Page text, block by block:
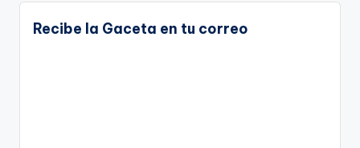
Recibe la Gaceta en tu correo